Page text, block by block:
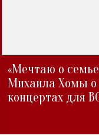
«Мечтаю о
Михаила Хомы о
концертах для